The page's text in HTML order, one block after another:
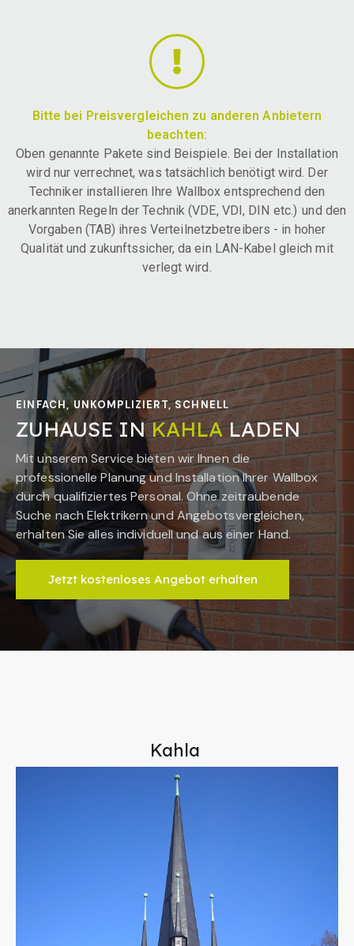
Bitte bei Preisvergleichen zu anderen Anbietern
beachten:
Oben genannte Pakete sind Beispiele. Bei der Installation
wird nur verrechnet, was tatsächlich benötigt wird. Der
Techniker installieren Ihre Wallbox entsprechend den
anerkannten Regeln der Technik (VDE, VDI, DIN etc.) und den
Vorgaben (TAB) ihres Verteilnetzbetreibers - in hoher
Qualität und zukunftssicher, da ein LAN-Kabel gleich mit
verlegt wird.
EINFACH, UNKOMPLIZIERT, SCHNELL
ZUHAUSE INKAHLALADEN
Mit unserem Service bieten wir Ihnen die
professionelle Planung und Installation Ihrer Wallbox
durch qualifiziertes Personal. Ohne zeitraubende
Suche nach Elektrikern und Angebotsvergleichen,
erhalten Sie alles individuell und aus einer Hand.
Jetzt kostenloses Angebot erhalten
Kahla